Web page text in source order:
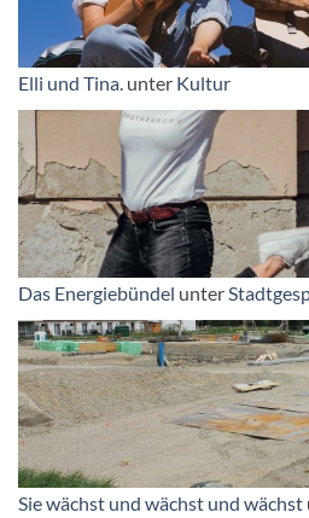
Elli und Tina. unter Kultur
Das Energiebündel unter
Sie wächst und wächst und wächst